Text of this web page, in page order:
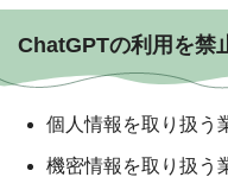
ChatGPTの利用を禁
個人情報を取り扱う
機密情報を取り扱う